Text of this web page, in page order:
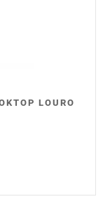
LOURO